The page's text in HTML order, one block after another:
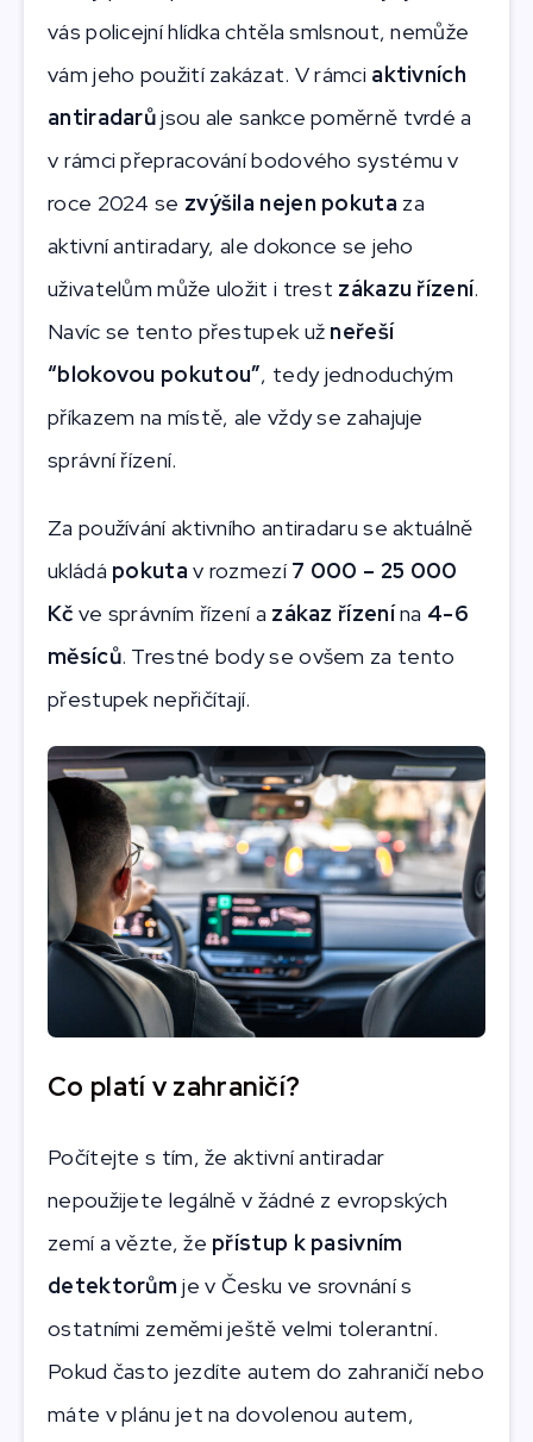
vás policejní hlídka chtěla smlsnout, nemůže
vám jeho použití zakázat. V rámci aktivních
antiradarůjsou ale sankce poměrně tvrdé a
v rámci přepracování bodového systému v
roce 2024 se zvýšila nejen pokuta za
aktivní antiradary, ale dokonce se jeho
uživatelům může uložit i trest zákazu řízení.
Navíc se tento přestupek už neřeší
“blokovou pokutou”, tedy jednoduchým
příkazem na místě, ale vždy se zahajuje
správní řízení.
Za používání aktivního antiradaru se aktuálně
ukládá pokuta v rozmezí7 000 – 25 000
Kč ve správním řízení a zákaz řízenína 4-6
měsíců. Trestné body se ovšem za tento
přestupek nepřičítají.
Co platí v zahraničí?
Počítejte s tím, že aktivní antiradar
nepoužijete legálně v žádné z evropských
zemí a vězte, že přístup k pasivním
detektorům je v Česku ve srovnání s
ostatními zeměmi ještě velmi tolerantní.
Pokud často jezdíte autem do zahraničí nebo
máte v plánu jet na dovolenou autem,